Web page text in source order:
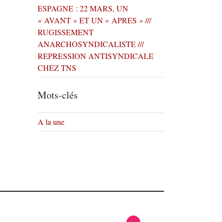
ESPAGNE : 22 MARS, UN
« AVANT » ET UN « APRES » ///
RUGISSEMENT
ANARCHOSYNDICALISTE ///
REPRESSION ANTISYNDICALE
CHEZ TNS
Mots-clés
A la une